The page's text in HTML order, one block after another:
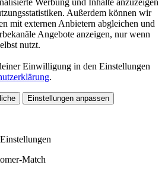
Außerdem können wir
mit externen Anbietern abgleichen und
Angebote anzeigen, nur wenn
nutzt.
Einwilligung in den Einstellungen
.
Einstellungen anpassen
Match